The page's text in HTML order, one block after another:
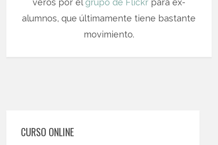
veros por elgrupo de Flickrpara ex-
alumnos, que últimamente tiene bastante
movimiento.
CURSO ONLINE